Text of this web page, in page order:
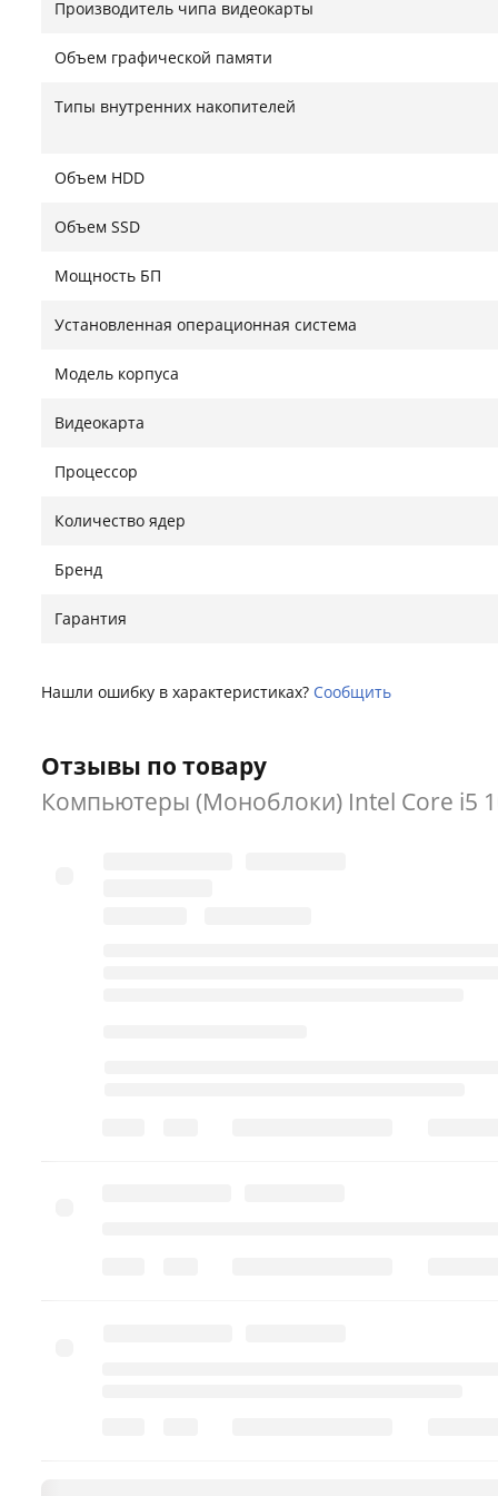
RGB подсветкой + пульт управления , отличную
Нашли ошибку?
Производитель чипа видеокарты
Объем графической памяти
Типы внутренних накопителей
Объем HDD
Объем SSD
Мощность БП
Установленная операционная система
Модель корпуса
Видеокарта
Процессор
Количество ядер
Бренд
Гарантия
Нашли ошибку в характеристиках? Сообщить
Отзывы по товару
Компьютеры (Моноблоки) Intel Core i5